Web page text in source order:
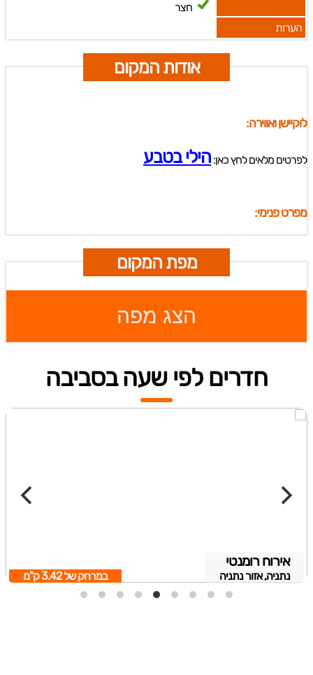
חצר
הערות
אודות המקום
לוקיישן ואווירה:
לפרטים מלאים לחץ כאן: הילי בטבע
מפרט פנימי:
מפת המקום
הצג מפה
חדרים לפי שעה בסביבה
אירוח רומנטי
נתניה, אזור נתניה במרחק של3.42 ק"מ